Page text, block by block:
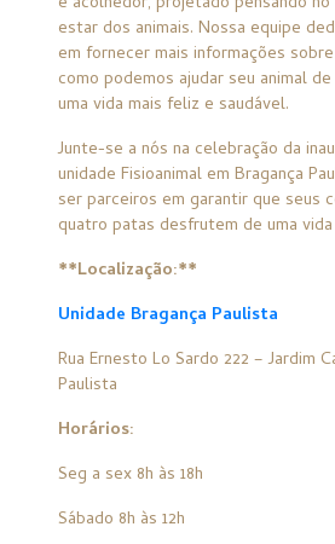
estar dos animais. Nossa equipe
em fornecer mais informações
como podemos ajudar seu animal
uma vida mais feliz e saudável.
Junte-se a nós na celebração da
unidade Fisioanimal em Bragança
ser parceiros em garantir que seus
quatro patas desfrutem de uma
**Localização:**
Unidade Bragança Paulista
Rua Ernesto Lo Sardo 222 – Jardim
Paulista
Horários:
Seg a sex 8h às 18h
Sábado 8h às 12h